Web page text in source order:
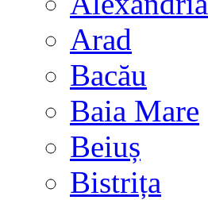
Arad
Bacău
Baia Mare
Beiuș
Bistrița